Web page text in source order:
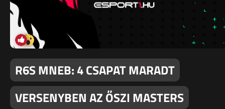
R6S MNEB: 4 CSAPAT MARADT
VERSENYBEN AZ ŐSZI MASTERS